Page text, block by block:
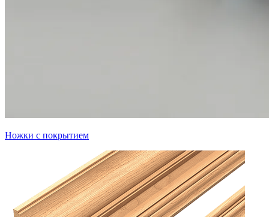
Ножки с покрытием